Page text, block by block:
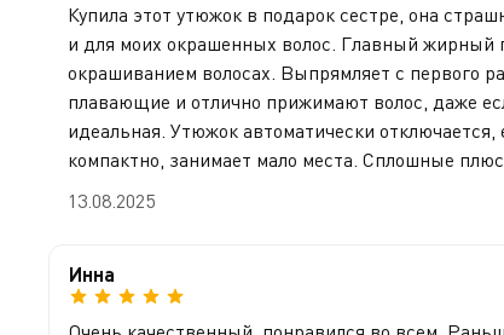
Купила этот утюжок в подарок сестре, она
и для моих окрашенных волос. Главный жирный
окрашиванием волосах. Выпрямляет с первого
плавающие и отлично прижимают волос, даже
идеальная. Утюжок автоматически
компактно, занимает мало места. Сплошные
13.08.2025
Инна